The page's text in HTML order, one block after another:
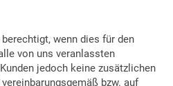
wenn dies für den
von uns veranlassten
jedoch keine zusätzlichen
bzw. auf